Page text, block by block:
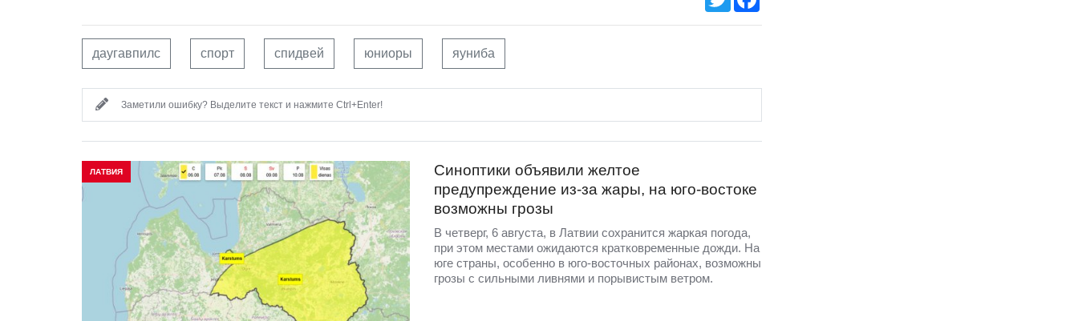
даугавпилс спорт спидвей юниоры яуниба
Заметили ошибку? Выделите текст и нажмите Ctrl+Enter!
ЛАТВИЯ
Синоптики объявили желтое
предупреждение из-за жары, на юго-востоке
возможны грозы
В четверг, 6 августа, в Латвии сохранится жаркая погода,
при этом местами ожидаются кратковременные дожди. На
юге страны, особенно в юго-восточных районах, возможны
грозы с сильными ливнями и порывистым ветром.